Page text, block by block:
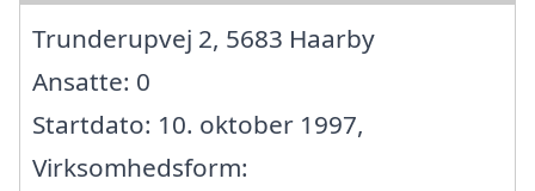
Trunderupvej 2, 5683 Haarby
Ansatte: 0
Startdato: 10. oktober 1997,
Virksomhedsform: